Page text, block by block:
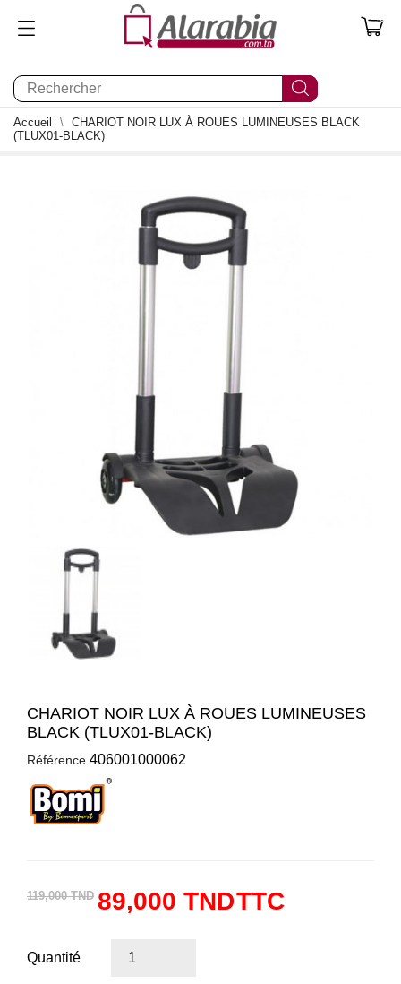
0
Accueil
CHARIOT NOIR LUX À ROUES LUMINEUSES BLACK
(TLUX01-BLACK)
CHARIOT NOIR LUX À ROUES LUMINEUSES
BLACK (TLUX01-BLACK)
Référence 406001000062
119,000 TND 89,000 TNDTTC
Quantité